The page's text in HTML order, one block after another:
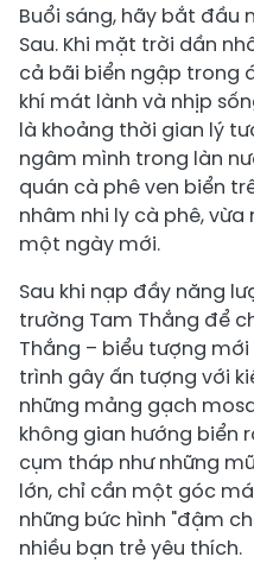
Buổi sáng, hãy bắt đầu
Sau. Khi mặt trời dần
cả bãi biển ngập trong
khí mát lành và nhịp
là khoảng thời gian lý
ngâm mình trong làn
quán cà phê ven biển
nhâm nhi ly cà phê,
một ngày mới.
Sau khi nạp đầy năng
trường Tam Thắng để
Thắng – biểu tượng
trình gây ấn tượng với
những mảng gạch
không gian hướng biển
cụm tháp như những
lớn, chỉ cần một góc
những bức hình "đậm
nhiều bạn trẻ yêu thích.